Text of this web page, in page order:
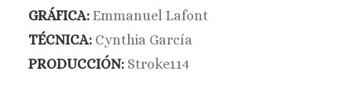
GRÁFICA: Emmanuel Lafont
TÉCNICA: Cynthia García
PRODUCCIÓN: Stroke114